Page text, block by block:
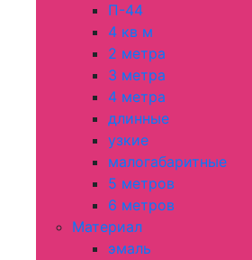
П-44
4 кв м
2 метра
3 метра
4 метра
длинные
узкие
малогабаритные
5 метров
6 метров
Материал
эмаль